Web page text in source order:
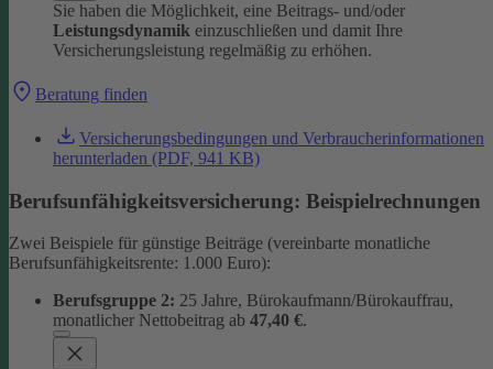
Sie haben die Möglichkeit, eine Beitrags- und/oder
Leistungsdynamik einzuschließen und damit Ihre
Versicherungsleistung regelmäßig zu erhöhen.
Beratung finden
Versicherungsbedingungen und Verbraucherinformationen
herunterladen (PDF, 941 KB)
Berufsunfähigkeitsversicherung: Beispielrechnung en
Zwei Beispiele für günstige Beiträge (vereinbarte monatliche
Berufsunfähigkeitsrente: 1.000 Euro):
Berufsgruppe 2: 25 Jahre, Bürokaufmann/Bürokauffrau,
monatlicher Nettobeitrag ab 47,40 €.